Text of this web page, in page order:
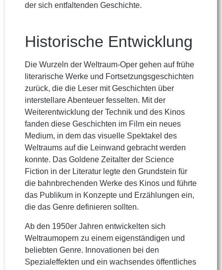
der sich entfaltenden Geschichte.
Historische Entwicklung
Die Wurzeln der Weltraum-Oper gehen auf frühe
literarische Werke und Fortsetzungsgeschichten
zurück, die die Leser mit Geschichten über
interstellare Abenteuer fesselten. Mit der
Weiterentwicklung der Technik und des Kinos
fanden diese Geschichten im Film ein neues
Medium, in dem das visuelle Spektakel des
Weltraums auf die Leinwand gebracht werden
konnte. Das Goldene Zeitalter der Science
Fiction in der Literatur legte den Grundstein für
die bahnbrechenden Werke des Kinos und führte
das Publikum in Konzepte und Erzählungen ein,
die das Genre definieren sollten.
Ab den 1950er Jahren entwickelten sich
Weltraumopern zu einem eigenständigen und
beliebten Genre. Innovationen bei den
Spezialeffekten und ein wachsendes öffentliches